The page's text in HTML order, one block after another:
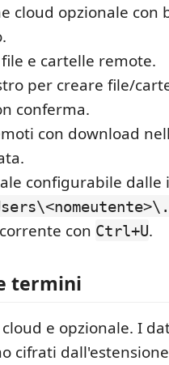
cloud opzionale con
e cartelle remote.
per creare file/
conferma.
con download
configurabile dalle
con Ctrl+U.
termini
e opzionale. I
cifrati